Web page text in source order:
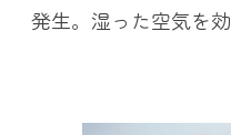
発生。湿った空気を